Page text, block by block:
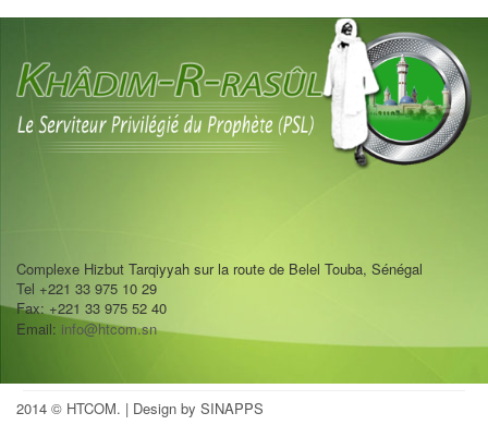
Complexe Hizbut Tarqiyyah sur la route de Belel Touba, Sénégal
Tel +221 33 975 10 29
Fax: +221 33 975 52 40
Email: info@htcom.sn
2014 © HTCOM. | Design by SINAPPS